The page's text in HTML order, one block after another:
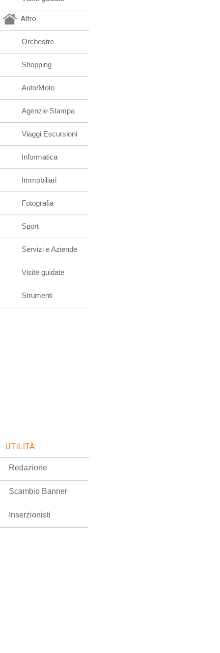
Altro
Orchestre
Shopping
Auto/Moto
Agenzie Stampa
Viaggi Escursioni
Informatica
Immobiliari
Fotografia
Sport
Servizi e Aziende
Visite guidate
Strumenti
UTILITÀ:
Redazione
Scambio Banner
Inserzionisti